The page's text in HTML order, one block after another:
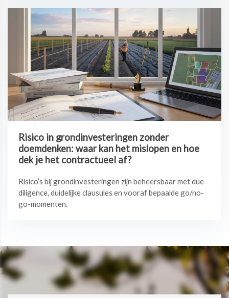
Risico in grondinvesteringen zonder
doemdenken: waar kan het mislopen en hoe
dek je het contractueel af?
Risico’s bij grondinvesteringen zijn beheersbaar met due
diligence, duidelijke clausules en vooraf bepaalde go/no-
go-momenten.